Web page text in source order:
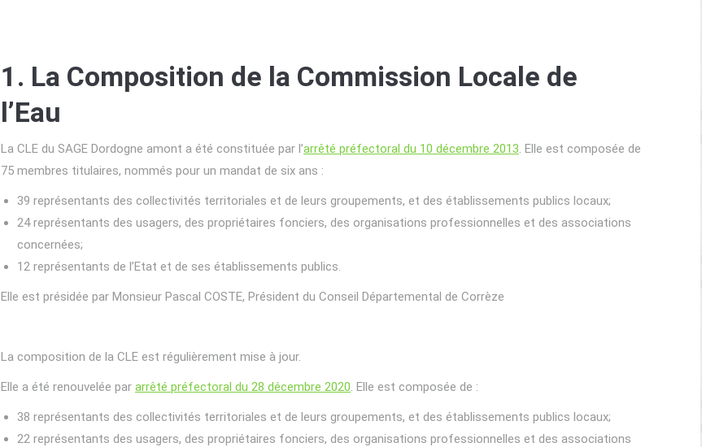
1. La Composition de la Commission Locale de
l’Eau
La CLE du SAGE Dordogne amont a été constituée par l’arrêté préfectoral du 10 décembre 2013. Elle est composée de
75 membres titulaires, nommés pour un mandat de six ans :
39 représentants des collectivités territoriales et de leurs groupements, et des établissements publics locaux;
24 représentants des usagers, des propriétaires fonciers, des organisations professionnelles et des associations
concernées;
12 représentants de l’Etat et de ses établissements publics.
Elle est présidée par Monsieur Pascal COSTE, Président du Conseil Départemental de Corrèze
La composition de la CLE est régulièrement mise à jour.
Elle a été renouvelée par arrêté préfectoral du 28 décembre 2020. Elle est composée de :
38 représentants des collectivités territoriales et de leurs groupements, et des établissements publics locaux;
22 représentants des usagers, des propriétaires fonciers, des organisations professionnelles et des associations